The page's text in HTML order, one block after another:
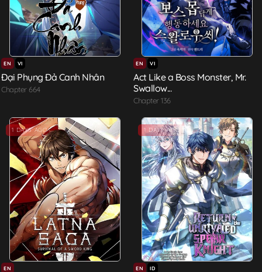
EN VI
Đại Phụng Đả Canh Nhân
Chapter 664
EN VI
Act Like a Boss Monster, Mr.
Swallow...
Chapter 136
1 DAYS AGO
EN
1 DAYS AGO
EN ID